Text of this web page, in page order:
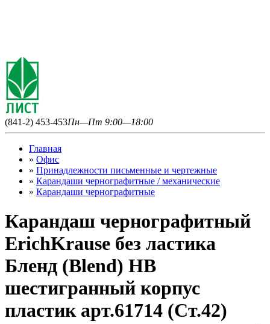
(841-2) 453-453Пн—Пт 9:00—18:00
Главная
» Офис
» Принадлежности письменные и чертежные
» Карандаши чернографитные / механические
» Карандаши чернографитные
Карандаш чернографитный
ErichKrause без ластика
Бленд (Blend) HB
шестигранный корпус
пластик арт.61714 (Ст.42)